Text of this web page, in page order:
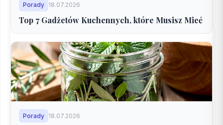
Porady 18.07.2026
Top 7 Gadżetów Kuchennych, które Musisz Mieć
Porady 18.07.2026